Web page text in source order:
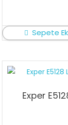
Sepete
Exper